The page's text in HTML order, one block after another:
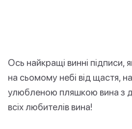
Ось найкращі винні підписи,
на сьомому небі від щастя,
улюбленою пляшкою вина з
всіх любителів вина!